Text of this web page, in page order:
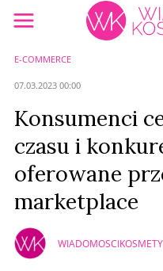
E-COMMERCE
07.03.2023 00:00
Konsumenci
czasu i
oferowane
marketplace